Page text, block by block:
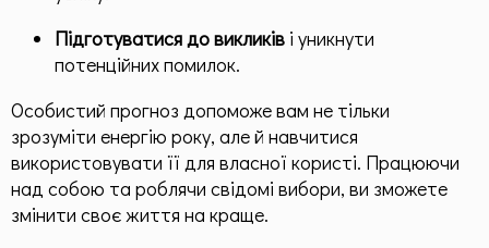
Підготуватися до викликів і уникнути
потенційних помилок.
Особистий прогноз допоможе вам не тільки
зрозуміти енергію року, але й навчитися
використовувати її для власної користі. Працюючи
над собою та роблячи свідомі вибори, ви зможете
змінити своє життя на краще.